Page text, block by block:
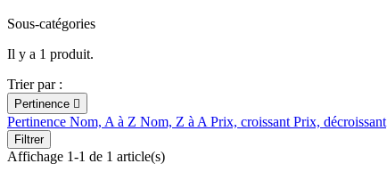
Sous-catégories
Il y a 1 produit.
Trier par :
Pertinence 
Pertinence Nom, A à Z Nom, Z à A Prix, croissant Prix, décroissant
Filtrer
Affichage 1-1 de 1 article(s)